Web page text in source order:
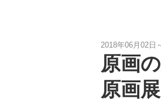
2018年06月02日
原画
原画